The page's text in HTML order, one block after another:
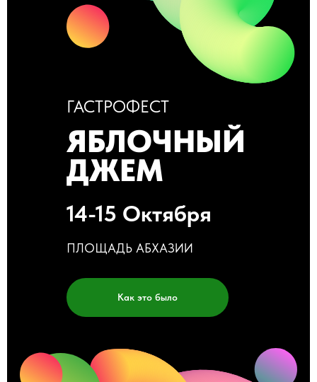
ЯБЛОЧНЫЙ
ДЖЕМ
ГАСТРОФЕСТ
14-15 Октября
ПЛОЩАДЬ АБХАЗИИ
Как это было